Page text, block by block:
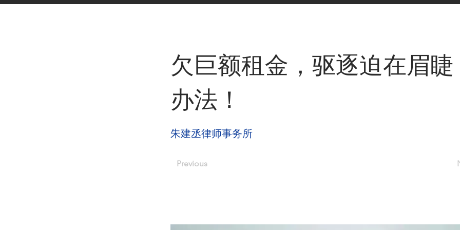
欠巨额租金，驱逐迫在眉
办法！
朱建丞律师事务所
Previous